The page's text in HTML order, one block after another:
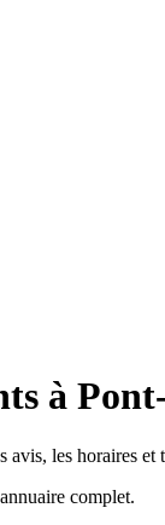
à
les horaires
complet.